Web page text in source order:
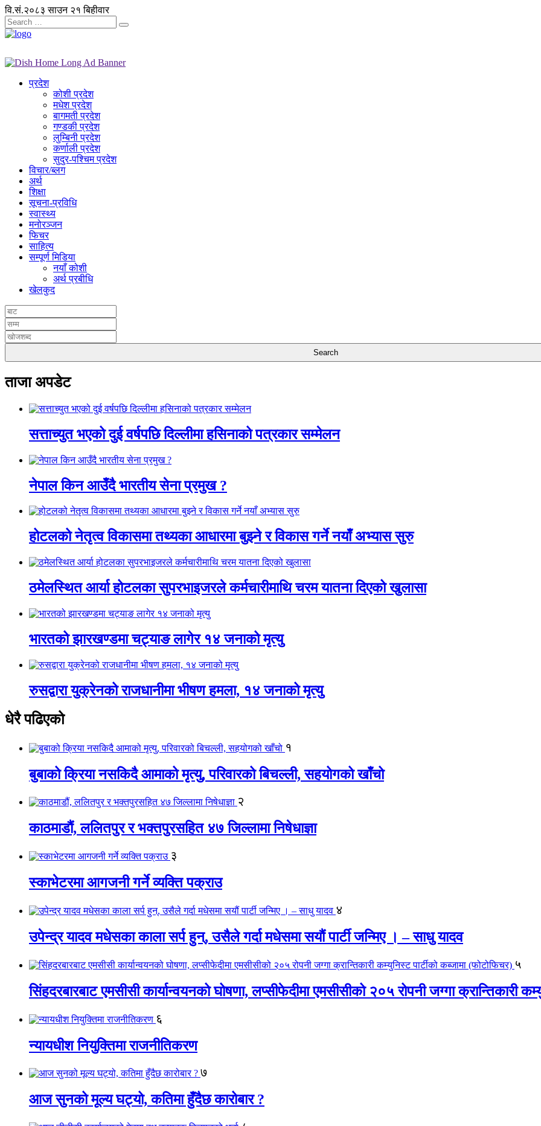
वि.सं.२०८३ साउन २१ बिहीवार
प्रदेश
कोशी प्रदेश
मधेश प्रदेश
बागमती प्रदेश
गण्डकी प्रदेश
लुम्बिनी प्रदेश
कर्णाली प्रदेश
सुदुर-पश्चिम प्रदेश
विचार/ब्लग
अर्थ
शिक्षा
सूचना-प्रविधि
स्वास्थ्य
मनोरञ्जन
फिचर
साहित्य
सम्पूर्ण मिडिया
नयाँ कोशी
अर्थ प्रबीधि
खेलकुद
ताजा अपडेट
सत्ताच्युत भएको दुई वर्षपछि दिल्लीमा हसिनाको पत्रकार सम्मेलन
नेपाल किन आउँदै भारतीय सेना प्रमुख ?
होटलको नेतृत्व विकासमा तथ्यका आधारमा बुझ्ने र विकास गर्ने नयाँ अभ्यास सुरु
ठमेलस्थित आर्या होटलका सुपरभाइजरले कर्मचारीमाथि चरम यातना दिएको खुलासा
भारतको झारखण्डमा चट्याङ लागेर १४ जनाको मृत्यु
रुसद्वारा युक्रेनको राजधानीमा भीषण हमला, १४ जनाको मृत्यु
धेरै पढिएको
१
बुबाको क्रिया नसकिदै आमाको मृत्यु, परिवारको बिचल्ली, सहयोगको खाँचो
२
काठमाडौं, ललितपुर र भक्तपुरसहित ४७ जिल्लामा निषेधाज्ञा
३
स्काभेटरमा आगजनी गर्ने व्यक्ति पक्राउ
४
उपेन्द्र यादव मधेसका काला सर्प हुन्, उसैले गर्दा मधेसमा सयौं पार्टी जन्मिए । – साधु यादव
५
सिंहदरबारबाट एमसीसी कार्यान्वयनको घोषणा, लप्सीफेदीमा एमसीसीको २०५ रोपनी जग्गा क्रान्तिकारी
६
न्यायधीश नियुक्तिमा राजनीतिकरण
७
आज सुनको मूल्य घट्यो, कतिमा हुँदैछ कारोबार ?